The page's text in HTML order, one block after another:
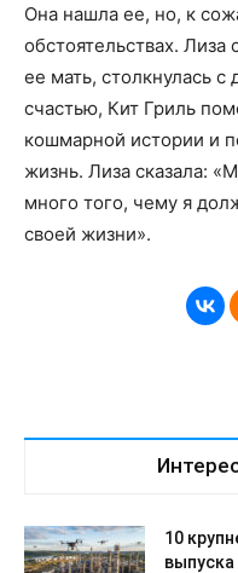
Она нашла ее, но, к
обстоятельствах. Лиза
ее мать, столкнулась
счастью, Кит Гриль
кошмарной истории и
жизнь. Лиза сказала:
много того, чему я
своей жизни».
10
выпуска